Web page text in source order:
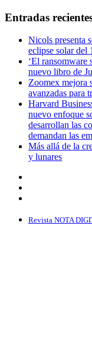
Entradas
Nicols presenta
eclipse solar del
‘El ransomware
nuevo libro de
Zoomex mejora
avanzadas para
Harvard
nuevo enfoque
desarrollan las
demandan las
Más allá de la
y lunares
Revista NOTA